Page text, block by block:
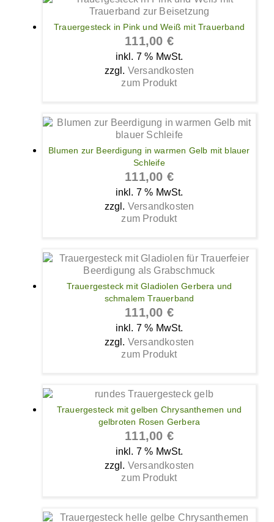
Trauergesteck in Pink und Weiß mit Trauerband
111,00 €
inkl. 7 % MwSt.
zzgl. Versandkosten
zum Produkt
Blumen zur Beerdigung in warmen Gelb mit blauer
Schleife
111,00 €
inkl. 7 % MwSt.
zzgl. Versandkosten
zum Produkt
Trauergesteck mit Gladiolen Gerbera und
schmalem Trauerband
111,00 €
inkl. 7 % MwSt.
zzgl. Versandkosten
zum Produkt
Trauergesteck mit gelben Chrysanthemen und
gelbroten Rosen Gerbera
111,00 €
inkl. 7 % MwSt.
zzgl. Versandkosten
zum Produkt